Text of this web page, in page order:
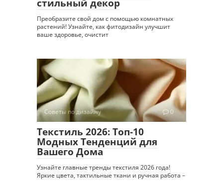
стильный декор
Преобразите свой дом с помощью комнатных
растений! Узнайте, как фитодизайн улучшит
ваше здоровье, очистит
Советы по дизайну 0
Текстиль 2026: Топ-10
Модных Тенденций для
Вашего Дома
Узнайте главные тренды текстиля 2026 года!
Яркие цвета, тактильные ткани и ручная работа –